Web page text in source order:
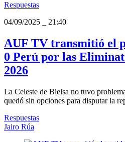
Respuestas
04/09/2025
21:40
AUF TV transmitió el
0 Perú por las
2026
La Celeste de Bielsa no tuvo
quedó sin opciones para disputar la
Respuestas
Jairo Rúa